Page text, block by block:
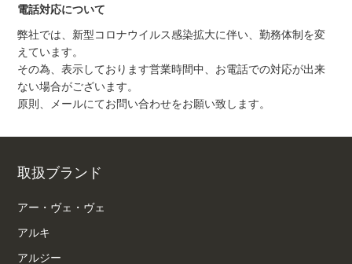
電話対応について
弊社では、新型コロナウイルス感染拡大に伴い、勤務体制を変
えています。
その為、表示しております営業時間中、お電話での対応が出来
ない場合がございます。
原則、メールにてお問い合わせをお願い致します。
取扱ブランド
アー・ヴェ・ヴェ
アルキ
アルジー